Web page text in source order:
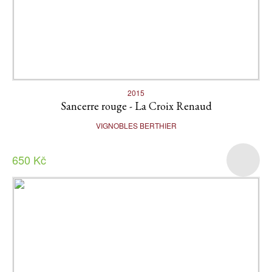
2015
Sancerre rouge - La Croix Renaud
VIGNOBLES BERTHIER
650 Kč